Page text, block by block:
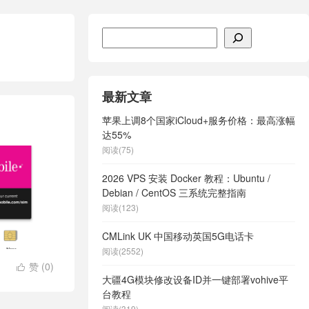
 赞 (0)
最新文章
苹果上调8个国家iCloud+服务价格：最高涨幅
达55%
阅读(75)
2026 VPS 安装 Docker 教程：Ubuntu /
Debian / CentOS 三系统完整指南
阅读(123)
CMLink UK 中国移动英国5G电话卡
阅读(2552)
大疆4G模块修改设备ID并一键部署vohive平
台教程